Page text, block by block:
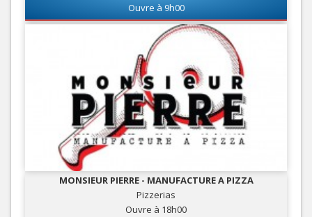
Ouvre à 9h00
MONSIEUR PIERRE - MANUFACTURE A PIZZA
Pizzerias
Ouvre à 18h00